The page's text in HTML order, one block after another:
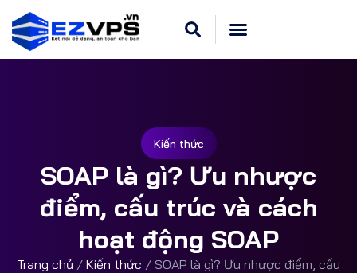
Kiến thức
SOAP là gì? Ưu nhược
điểm, cấu trúc và cách
hoạt động SOAP
Trang chủ / Kiến thức / SOAP là gì? Ưu nhược điểm, cấu